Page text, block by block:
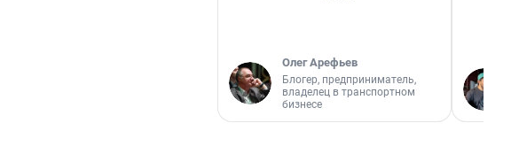
Олег Арефьев
Блогер, предприниматель,
владелец в транспортном
бизнесе